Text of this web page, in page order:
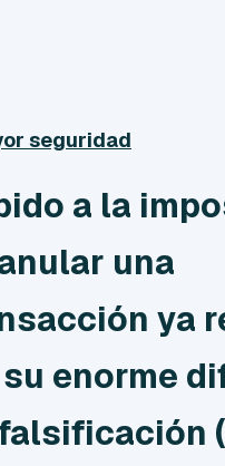
seguridad
a la
una
ya
enorme